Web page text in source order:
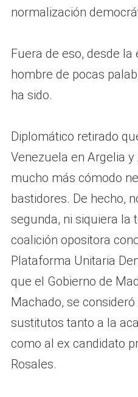
normalización
Fuera de eso, desde la
hombre de pocas
ha sido.
Diplomático retirado
Venezuela en Argelia
mucho más cómodo
bastidores. De hecho,
segunda, ni siquiera la
coalición opositora
Plataforma Unitaria
que el Gobierno de
Machado, se
sustitutos tanto a la
como al ex candidato
Rosales.